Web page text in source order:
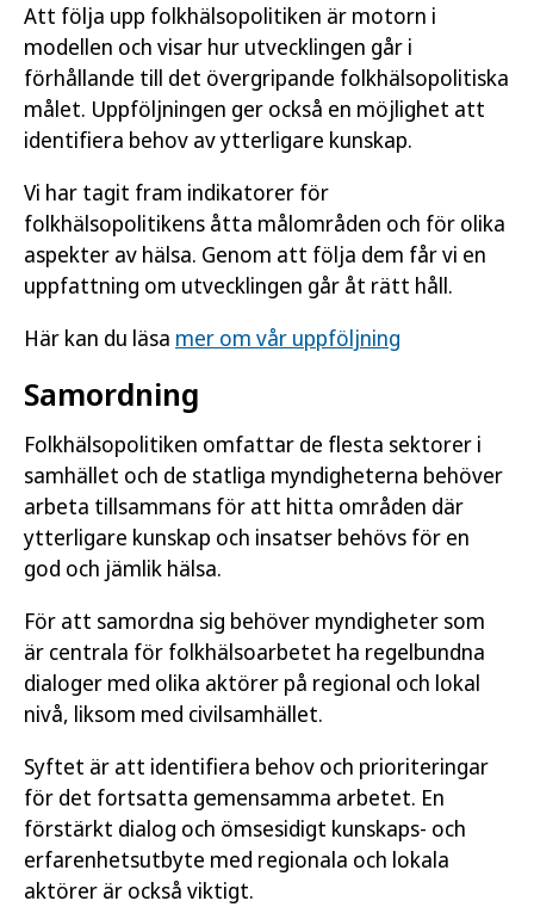
Att följa upp folkhälsopolitiken är motorn i
modellen och visar hur utvecklingen går i
förhållande till det övergripande folkhälsopolitiska
målet. Uppföljningen ger också en möjlighet att
identifiera behov av ytterligare kunskap.
Vi har tagit fram indikatorer för
folkhälsopolitikens åtta målområden och för olika
aspekter av hälsa. Genom att följa dem får vi en
uppfattning om utvecklingen går åt rätt håll.
Här kan du läsa mer om vår uppföljning
Samordning
Folkhälsopolitiken omfattar de flesta sektorer i
samhället och de statliga myndigheterna behöver
arbeta tillsammans för att hitta områden där
ytterligare kunskap och insatser behövs för en
god och jämlik hälsa.
För att samordna sig behöver myndigheter som
är centrala för folkhälsoarbetet ha regelbundna
dialoger med olika aktörer på regional och lokal
nivå, liksom med civilsamhället.
Syftet är att identifiera behov och prioriteringar
för det fortsatta gemensamma arbetet. En
förstärkt dialog och ömsesidigt kunskaps- och
erfarenhetsutbyte med regionala och lokala
aktörer är också viktigt.